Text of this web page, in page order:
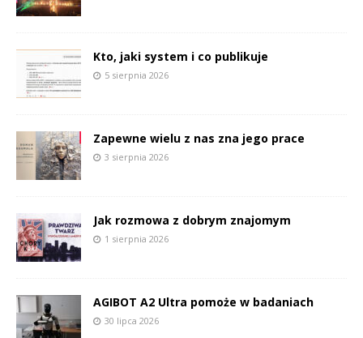
Kto, jaki system i co publikuje
5 sierpnia 2026
Zapewne wielu z nas zna jego prace
3 sierpnia 2026
Jak rozmowa z dobrym znajomym
1 sierpnia 2026
AGIBOT A2 Ultra pomoże w badaniach
30 lipca 2026